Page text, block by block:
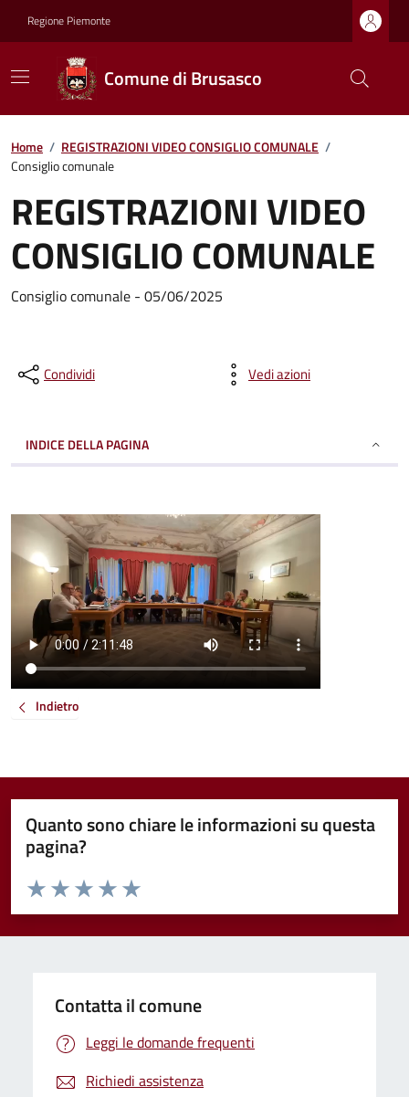
Regione Piemonte
Comune di Brusasco
Home / REGISTRAZIONI VIDEO CONSIGLIO COMUNALE /
Consiglio comunale
REGISTRAZIONI VIDEO
CONSIGLIO COMUNALE
Consiglio comunale - 05/06/2025
Condividi Vedi azioni
INDICE DELLA PAGINA
Indietro
Quanto sono chiare le informazioni su questa
pagina?
Valuta da 1 a 5 stelle la pagina
Valuta 5 stelle su 5
Valuta 4 stelle su 5
Valuta 3 stelle su 5
Valuta 2 stelle su 5
Valuta 1 stelle su 5
Contatta il comune
Leggi le domande frequenti
Richiedi assistenza